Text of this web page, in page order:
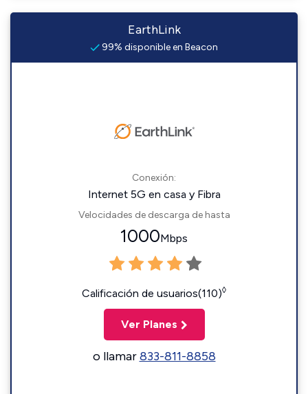
EarthLink
99% disponible en Beacon
Conexión:
Internet 5G en casa y Fibra
Velocidades de descarga de hasta
1000Mbps
Calificación de usuarios(110)◊
Ver Planes
o llamar833-811-8858